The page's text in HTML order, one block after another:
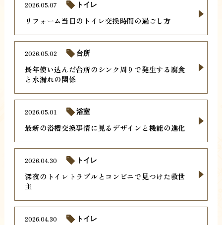
リフォーム当日のトイレ交換時間の過ごし方
2026.05.07 トイレ
長年使い込んだ台所のシンク周りで発生する腐食
と水漏れの関係
2026.05.02 台所
最新の浴槽交換事情に見るデザインと機能の進化
2026.05.01 浴室
深夜のトイレトラブルとコンビニで見つけた救世
主
2026.04.30 トイレ
2026.04.30 トイレ